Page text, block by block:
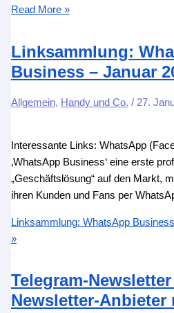
Read More »
Linksammlung:
Business – Januar
Allgemein, Handy und Co. / 27.
Interessante Links: WhatsApp
‚WhatsApp Business‘ eine erste
„Geschäftslösung“ auf den Markt,
ihren Kunden und Fans per
Linksammlung: WhatsApp
»
Telegram-
Newsletter-Anbieter